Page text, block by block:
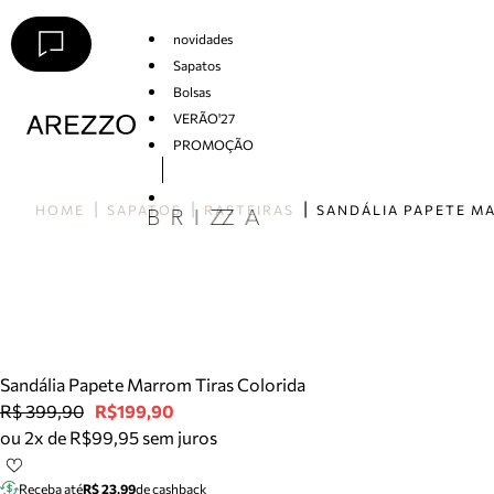
novidades
Sapatos
Bolsas
VERÃO'27
PROMOÇÃO
HOME SAPATOS RASTEIRAS
Sandália Papete Marrom Tiras Colorida
R$ 399,90 R$199,90
ou 2x de R$99,95 sem juros
Receba atéR$ 23,99de cashback